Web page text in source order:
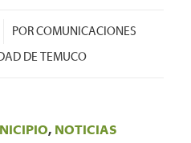
PORCOMUNICACIONES
DE TEMUCO
, NOTICIAS